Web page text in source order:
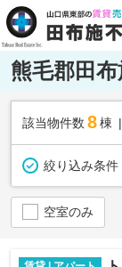
熊毛郡田
該当物件数 8棟
絞り込み条件
空室のみ